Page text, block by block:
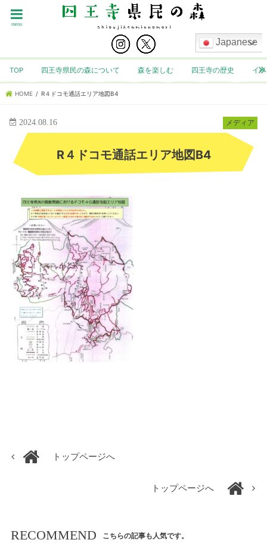
Japanese
menu
TOP 四王寺県民の森について 森を楽しむ 四王寺の歴史 イ
HOME R４ドコモ通話エリア地図B4
メディア
2024.08.16
R４ドコモ通話エリア地図B4
トップページへ
トップページへ
RECOMMEND こちらの記事も人気です。